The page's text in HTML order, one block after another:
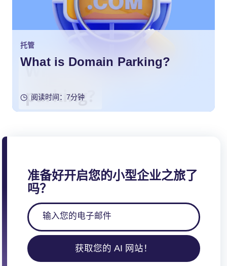
托管
What is Domain Parking?
阅读时间：7分钟
准备好开启您的小型企业之旅了
吗？
获取您的 AI 网站！